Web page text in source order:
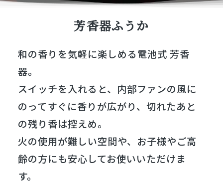
芳香器ふうか
和の香りを気軽に楽しめる電池式 芳香
器。
スイッチを入れると、内部ファンの風に
のってすぐに香りが広がり、切れたあと
の残り香は控えめ。
火の使用が難しい空間や、お子様やご高
齢の方にも安心してお使いいただけま
す。